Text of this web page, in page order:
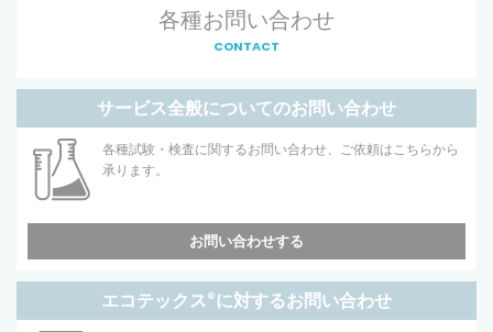
各種お問い合わせ
CONTACT
サービス全般についてのお問い合わせ
各種試験・検査に関するお問い合わせ、ご依頼はこちらから
承ります。
お問い合わせする
エコテックス®に対するお問い合わせ